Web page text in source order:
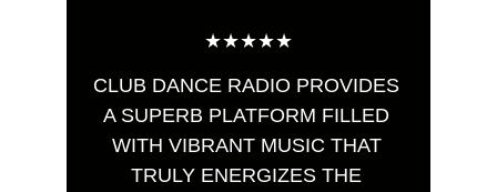
CLUB DANCE RADIO PROVIDES
A SUPERB PLATFORM FILLED
WITH VIBRANT MUSIC THAT
TRULY ENERGIZES THE
★★★★★